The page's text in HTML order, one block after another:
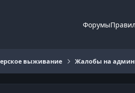
Форумы
выживание Жалобы на